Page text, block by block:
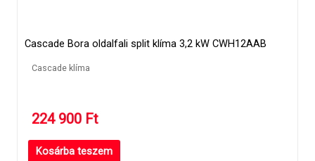
Cascade Bora oldalfali split klíma 3,2 kW CWH12AAB
Cascade klíma
224 900 Ft
Kosárba teszem